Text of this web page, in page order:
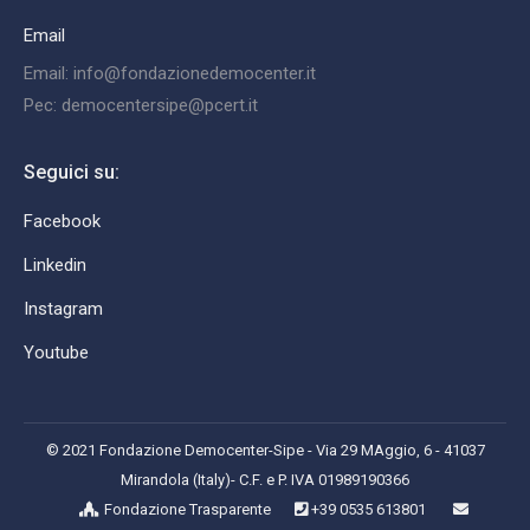
Email
Email: info@fondazionedemocenter.it
Pec: democentersipe@pcert.it
Seguici su:
Facebook
Linkedin
Instagram
Youtube
© 2021 Fondazione Democenter-Sipe - Via 29 MAggio, 6 - 41037
Mirandola (Italy)- C.F. e P. IVA 01989190366
Fondazione Trasparente
+39 0535 613801